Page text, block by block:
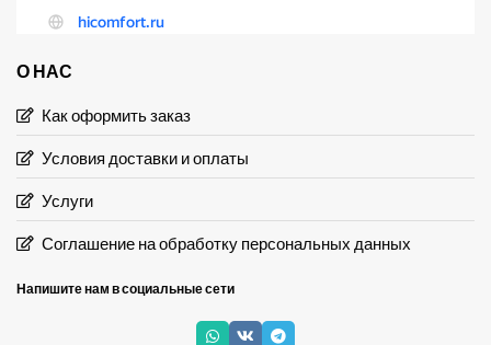
О НАС
Как оформить заказ
Условия доставки и оплаты
Услуги
Соглашение на обработку персональных данных
Напишите нам в социальные сети